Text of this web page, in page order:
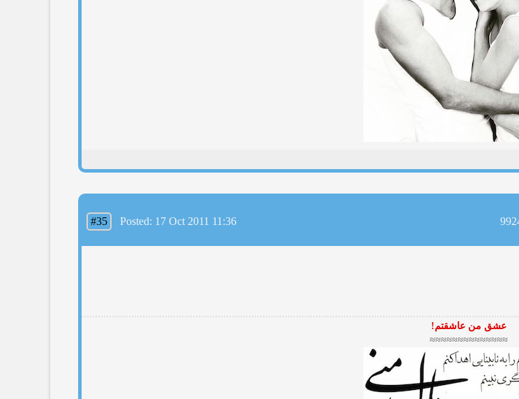
#35 Posted: 17 Oct 2011 11:36
عشق من عاشقتم!
≈≈≈≈≈≈≈≈≈≈≈≈≈≈